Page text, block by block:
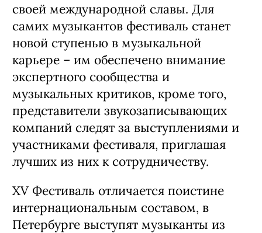
своей международной славы. Для
самих музыкантов фестиваль станет
новой ступенью в музыкальной
карьере – им обеспечено внимание
экспертного сообщества и
музыкальных критиков, кроме того,
представители звукозаписывающих
компаний следят за выступлениями и
участниками фестиваля, приглашая
лучших из них к сотрудничеству.
XV Фестиваль отличается поистине
интернациональным составом, в
Петербурге выступят музыканты из